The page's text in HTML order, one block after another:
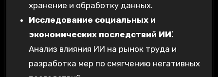
хранение и обработку данных.
Исследование социальных и
экономических последствий ИИ⁚
Анализ влияния ИИ на рынок труда и
разработка мер по смягчению негативных